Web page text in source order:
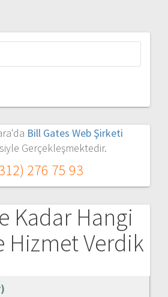
Bill Gates Web Şirketi
Gerçekleşmektedir.
276 75 93
Kadar Hangi
Hizmet Verdik